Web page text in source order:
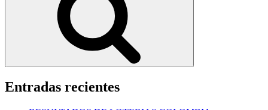
Entradas recientes